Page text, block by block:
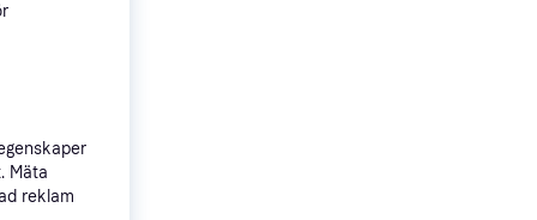
Mäta
reklam